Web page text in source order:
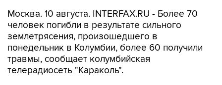
Москва. 10 августа. INTERFAX.RU - Более 70
человек погибли в результате сильного
землетрясения, произошедшего в
понедельник в Колумбии, более 60 получили
травмы, сообщает колумбийская
телерадиосеть "Караколь".